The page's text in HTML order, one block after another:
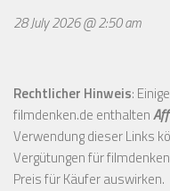
28 July 2026 @ 2:50 am
Rechtlicher Hinweis:
filmdenken.de enthalten
Verwendung dieser Links
Vergütungen für
Preis für Käufer auswirken.